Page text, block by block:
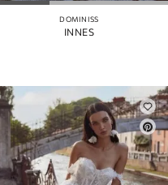
DOMINISS
INNES